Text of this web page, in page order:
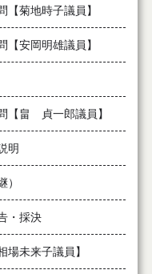
菊地時子議員】
安岡明雄議員】
【畠 貞一郎議員】
明
）
・採決
未来子議員】